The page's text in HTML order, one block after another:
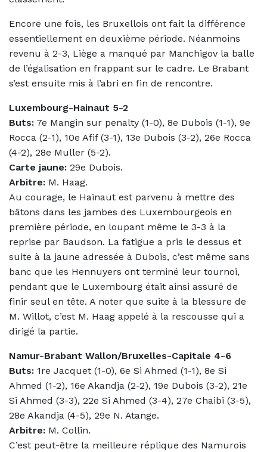
Encore une fois, les Bruxellois ont fait la différence
essentiellement en deuxième période. Néanmoins
revenu à 2-3, Liège a manqué par Manchigov la balle
de l’égalisation en frappant sur le cadre. Le Brabant
s’est ensuite mis à l’abri en fin de rencontre.
Luxembourg-Hainaut 5-2
Buts: 7e Mangin sur penalty (1-0), 8e Dubois (1-1), 9e
Rocca (2-1), 10e Afif (3-1), 13e Dubois (3-2), 26e Rocca
(4-2), 28e Muller (5-2).
Carte jaune: 29e Dubois.
Arbitre: M. Haag.
Au courage, le Hainaut est parvenu à mettre des
bâtons dans les jambes des Luxembourgeois en
première période, en loupant même le 3-3 à la
reprise par Baudson. La fatigue a pris le dessus et
suite à la jaune adressée à Dubois, c’est même sans
banc que les Hennuyers ont terminé leur tournoi,
pendant que le Luxembourg était ainsi assuré de
finir seul en tête. A noter que suite à la blessure de
M. Willot, c’est M. Haag appelé à la rescousse qui a
dirigé la partie.
Namur-Brabant Wallon/Bruxelles-Capitale 4-6
Buts: 1re Jacquet (1-0), 6e Si Ahmed (1-1), 8e Si
Ahmed (1-2), 16e Akandja (2-2), 19e Dubois (3-2), 21e
Si Ahmed (3-3), 22e Si Ahmed (3-4), 27e Chaibi (3-5),
28e Akandja (4-5), 29e N. Atange.
Arbitre: M. Collin.
C’est peut-être la meilleure réplique des Namurois